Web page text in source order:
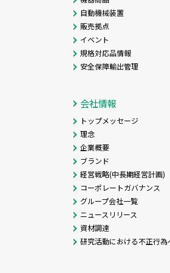
自動機械装置
販売拠点
イベント
規格対応品情報
安全保障輸出管理
会社情報
トップメッセージ
理念
企業概要
ブランド
経営戦略(中長期経営計画)
コーポレートガバナンス
グループ会社一覧
ニュースリリース
資材調達
研究活動における不正行